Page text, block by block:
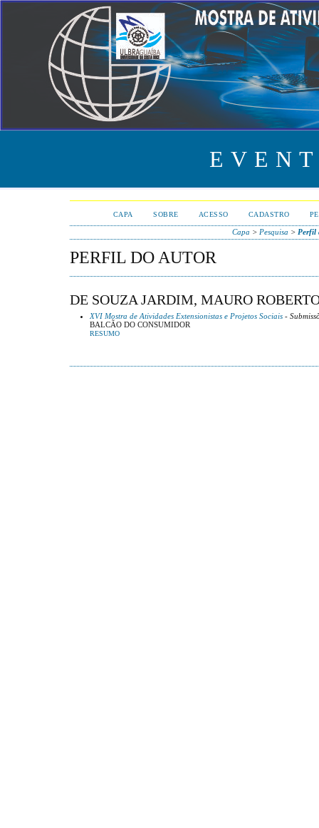
CAPA SOBRE ACESSO CADASTRO
Capa > Pesquisa > Perfil
PERFIL DO AUTOR
DE SOUZA JARDIM, MAURO
XVI Mostra de Atividades Extensionistas e Projetos Sociais -
BALCÃO DO CONSUMIDOR
RESUMO